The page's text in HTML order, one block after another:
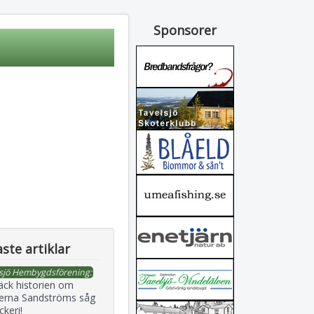
artiklar
Hembygdsförening:
historien om
Sandströms såg
Sponsorer